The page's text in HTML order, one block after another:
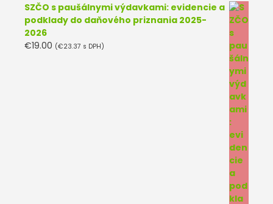
SZČO s paušálnymi výdavkami: evidencie a
podklady do daňového priznania 2025-
2026
€19.00 (€23.37 s DPH)